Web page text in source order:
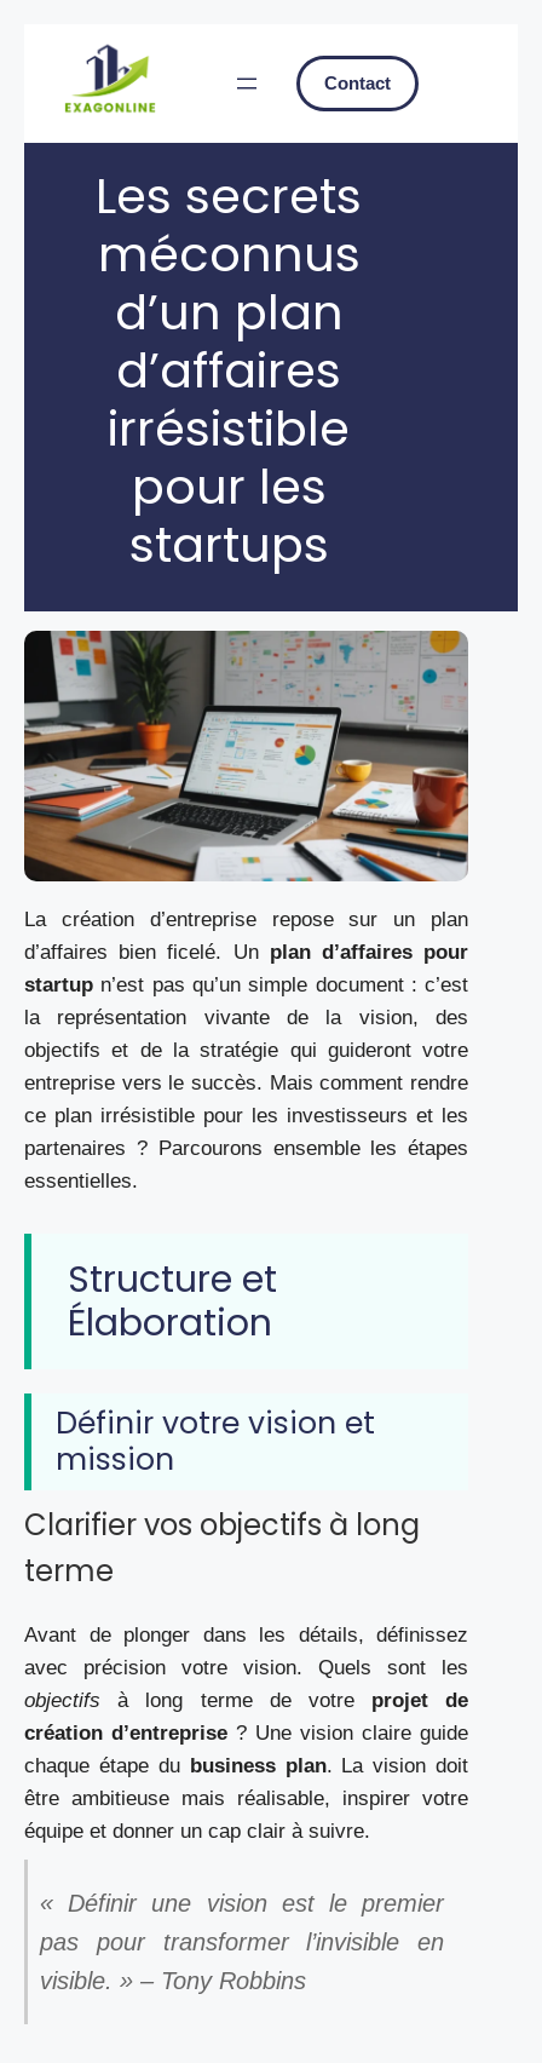
content
Contact
Les secrets
méconnus
d’un plan
d’affaires
irrésistible
pour les
startups
La création d’entreprise repose sur un plan
d’affaires bien ficelé. Un plan d’affaires pour
startup n’est pas qu’un simple document : c’est
la représentation vivante de la vision, des
objectifs et de la stratégie qui guideront votre
entreprise vers le succès. Mais comment rendre
ce plan irrésistible pour les investisseurs et les
partenaires ? Parcourons ensemble les étapes
essentielles.
Structure et
Élaboration
Définir votre vision et
mission
Clarifier vos objectifs à long
terme
Avant de plonger dans les détails, définissez
avec précision votre vision. Quels sont les
objectifs à long terme de votre projet de
création d’entreprise ? Une vision claire guide
chaque étape du business plan. La vision doit
être ambitieuse mais réalisable, inspirer votre
équipe et donner un cap clair à suivre.
« Définir une vision est le premier
pas pour transformer l’invisible en
visible. » – Tony Robbins